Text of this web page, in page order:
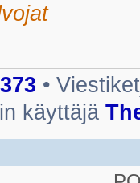
•
käyttäjä